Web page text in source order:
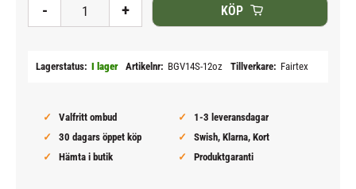
+
- KÖP
Lagerstatus I lager Artikelnr BGV14S-12oz Tillverkare Fairtex
Valfritt ombud
1-3 leveransdagar
30 dagars öppet köp
Swish, Klarna, Kort
Hämta i butik
Produktgaranti